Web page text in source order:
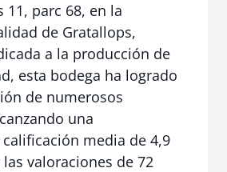
11, parc 68, en la
de Gratallops,
a la producción de
esta bodega ha logrado
de numerosos
una
media de 4,9
valoraciones de 72